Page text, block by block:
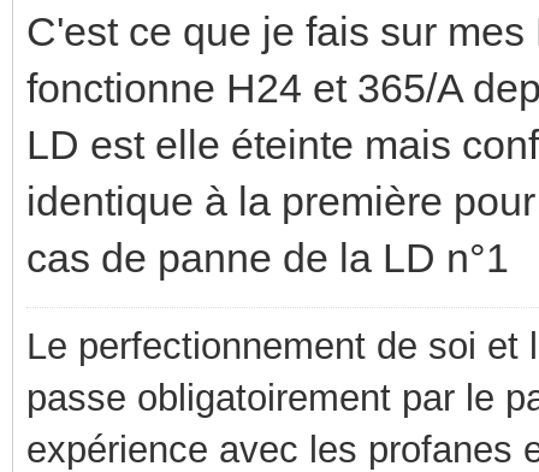
C'est ce que je fais sur
fonctionne H24 et 365/A
LD est elle éteinte mais
identique à la première
cas de panne de la LD n°1
Le perfectionnement de soi
passe obligatoirement par le
expérience avec les profanes